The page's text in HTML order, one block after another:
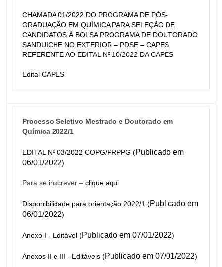
CHAMADA 01/2022 DO PROGRAMA DE PÓS-
GRADUAÇÃO EM QUÍMICA PARA SELEÇÃO DE
CANDIDATOS À BOLSA PROGRAMA DE DOUTORADO
SANDUICHE NO EXTERIOR – PDSE – CAPES
REFERENTE AO EDITAL Nº 10/2022 DA CAPES
Edital CAPES
Processo Seletivo Mestrado e Doutorado em
Química 2022/1
EDITAL Nº 03/2022 COPG/PRPPG (Publicado em
06/01/2022)
Para se inscrever – clique aqui
Disponibilidade para orientação 2022/1 (Publicado em
06/01/2022)
Anexo I - Editável (Publicado em 07/01/2022)
Anexos II e III - Editáveis (Publicado em 07/01/2022)